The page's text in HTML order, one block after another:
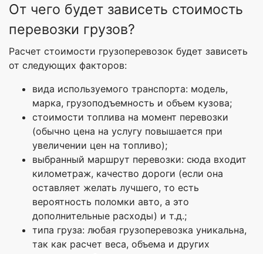
От чего будет зависеть стоимость
перевозки грузов?
Расчет стоимости грузоперевозок будет зависеть
от следующих факторов:
вида используемого транспорта: модель,
марка, грузоподъемность и объем кузова;
стоимости топлива на момент перевозки
(обычно цена на услугу повышается при
увеличении цен на топливо);
выбранный маршрут перевозки: сюда входит
километраж, качество дороги (если она
оставляет желать лучшего, то есть
вероятность поломки авто, а это
дополнительные расходы) и т.д.;
типа груза: любая грузоперевозка уникальна,
так как расчет веса, объема и других